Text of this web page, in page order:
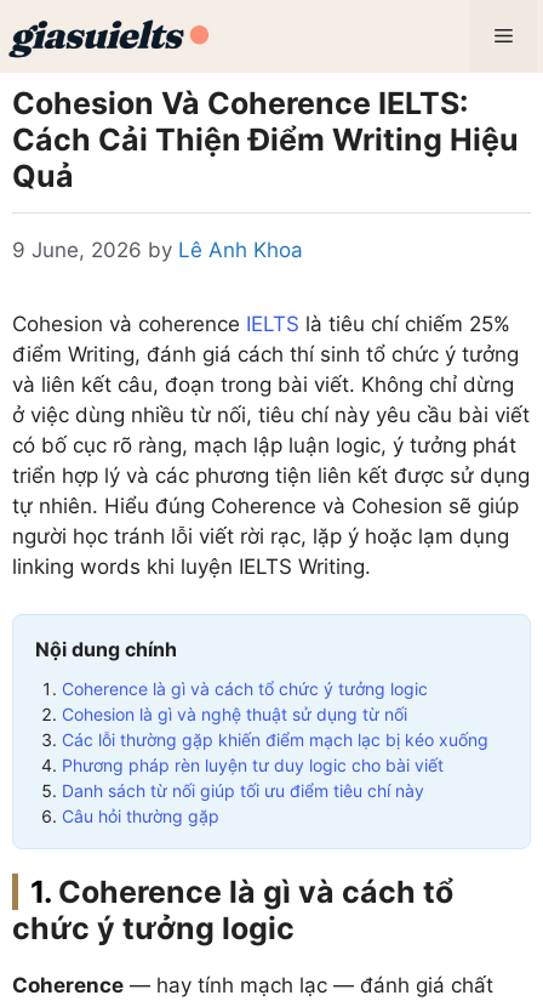
to
content
Cohesion Và Coherence IELTS:
Cách Cải Thiện Điểm Writing Hiệu
Quả
9 June, 2026 by Lê Anh Khoa
Cohesion và coherence IELTS là tiêu chí chiếm 25%
điểm Writing, đánh giá cách thí sinh tổ chức ý tưởng
và liên kết câu, đoạn trong bài viết. Không chỉ dừng
ở việc dùng nhiều từ nối, tiêu chí này yêu cầu bài viết
có bố cục rõ ràng, mạch lập luận logic, ý tưởng phát
triển hợp lý và các phương tiện liên kết được sử dụng
tự nhiên. Hiểu đúng Coherence và Cohesion sẽ giúp
người học tránh lỗi viết rời rạc, lặp ý hoặc lạm dụng
linking words khi luyện IELTS Writing.
Nội dung chính
Coherence là gì và cách tổ chức ý tưởng logic
Cohesion là gì và nghệ thuật sử dụng từ nối
Các lỗi thường gặp khiến điểm mạch lạc bị kéo xuống
Phương pháp rèn luyện tư duy logic cho bài viết
Danh sách từ nối giúp tối ưu điểm tiêu chí này
Câu hỏi thường gặp
Coherence là gì và cách tổ
chức ý tưởng logic
Coherence — hay tính mạch lạc — đánh giá chất